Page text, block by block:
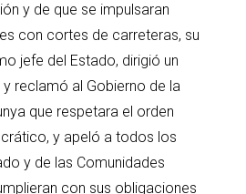
y de que se impulsaran
con cortes de carreteras, su
jefe del Estado, dirigió un
reclamó al Gobierno de la
que respetara el orden
y apeló a todos los
y de las Comunidades
con sus obligaciones